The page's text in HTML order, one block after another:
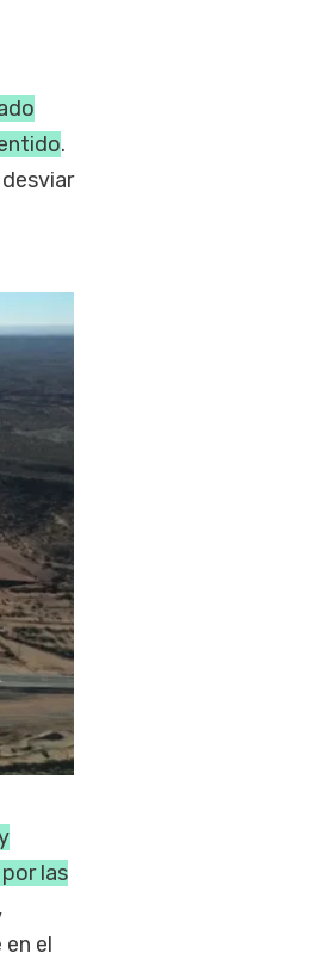
.
las
el